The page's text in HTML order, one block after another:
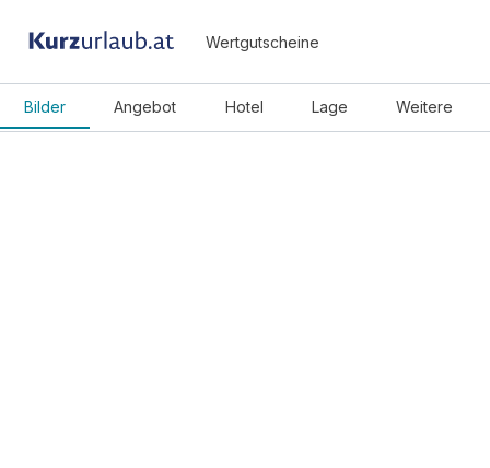
Wertgutscheine
Bilder Angebot Hotel Lage Weitere